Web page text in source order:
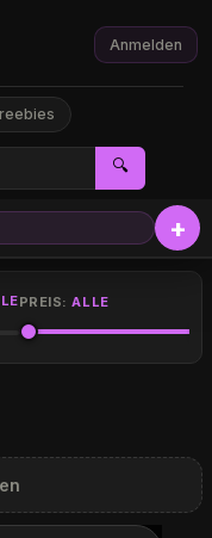
🔍
Anmelden
PREIS:ALLE